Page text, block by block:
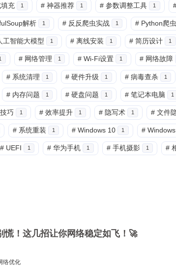
寻找你感兴趣
3D建模 AI辅助 6
低代码5 前端开发6
图像处理6 大模型6
效率工具8 数字孪生10
移动应用8 系统优化8
视频编辑11 设计软件7
一月 2026
充 1 # 神器推荐 1 # 参数调整工具 1
解析 1 # 反反爬虫实战 1 # Python爬
工智能大模型 1 # 离线安装 1 # 简历设计 1
# 网络管理 1 # Wi-Fi设置 1 # 网络故障
# 系统清理 1 # 硬件升级 1 # 病毒查杀 1
# 内存问题 1 # 硬盘问题 1 # 笔记本电脑 1
巧 1 # 效率提升 1 # 隐写术 1 # 文件
# 系统重装 1 # Windows 10 1 #
# UEFI 1 # 华为手机 1 # 手机摄影 1 #
慌！这几招让你网络稳定如飞！🚀
络优化